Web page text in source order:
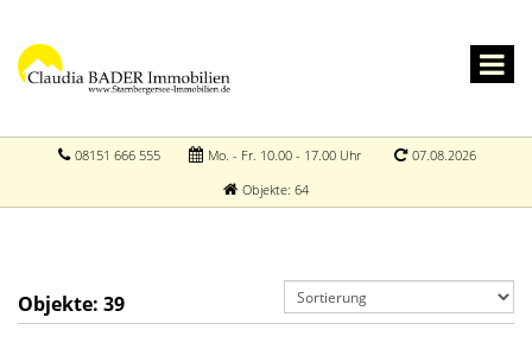
08151 666 555 Mo. - Fr. 10.00 - 17.00 Uhr
07.08.2026
Objekte: 64
Objekte: 39